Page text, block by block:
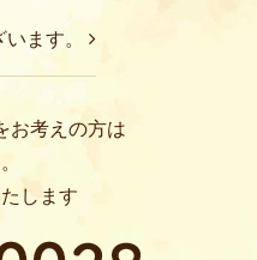
います。
お考えの方は
します